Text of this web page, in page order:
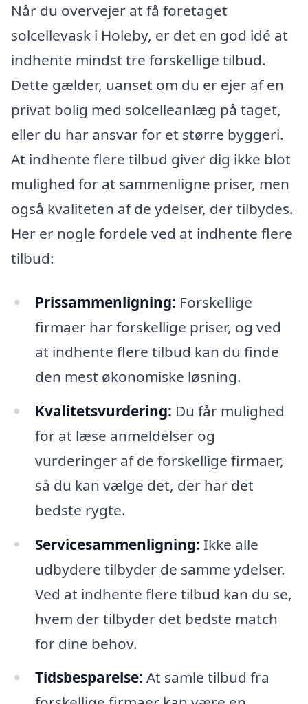
Når du overvejer at få foretaget
solcellevask i Holeby, er det en god idé at
indhente mindst tre forskellige tilbud.
Dette gælder, uanset om du er ejer af en
privat bolig med solcelleanlæg på taget,
eller du har ansvar for et større byggeri.
At indhente flere tilbud giver dig ikke blot
mulighed for at sammenligne priser, men
også kvaliteten af de ydelser, der tilbydes.
Her er nogle fordele ved at indhente flere
tilbud:
Prissammenligning: Forskellige
firmaer har forskellige priser, og ved
at indhente flere tilbud kan du finde
den mest økonomiske løsning.
Kvalitetsvurdering: Du får mulighed
for at læse anmeldelser og
vurderinger af de forskellige firmaer,
så du kan vælge det, der har det
bedste rygte.
Servicesammenligning: Ikke alle
udbydere tilbyder de samme ydelser.
Ved at indhente flere tilbud kan du se,
hvem der tilbyder det bedste match
for dine behov.
Tidsbesparelse: At samle tilbud fra